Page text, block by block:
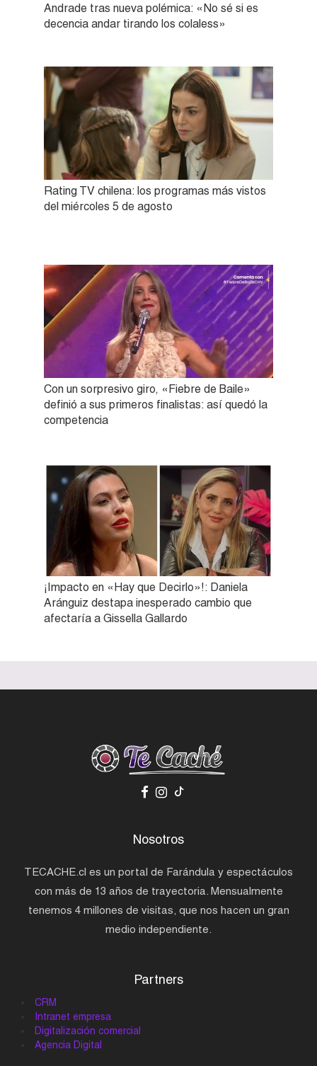
Andrade tras nueva polémica: «No sé si es
decencia andar tirando los colaless»
Rating TV chilena: los programas más vistos
del miércoles 5 de agosto
Con un sorpresivo giro, «Fiebre de Baile»
definió a sus primeros finalistas: así quedó la
competencia
¡Impacto en «Hay que Decirlo»!: Daniela
Aránguiz destapa inesperado cambio que
afectaría a Gissella Gallardo
Nosotros
TECACHE.cl es un portal de Farándula y espectáculos
con más de 13 años de trayectoria. Mensualmente
tenemos 4 millones de visitas, que nos hacen un gran
medio independiente.
Partners
CRM
Intranet empresa
Digitalización comercial
Agencia Digital